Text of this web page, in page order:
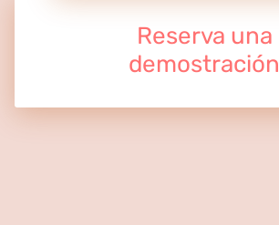
Reserva una
demostración